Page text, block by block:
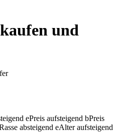
und
ePreis aufsteigend bPreis
absteigend eAlter aufsteigend